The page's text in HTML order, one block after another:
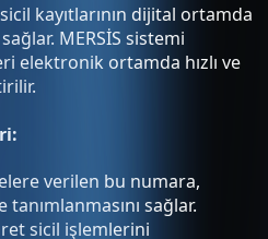
kayıtlarının dijital ortamda
MERSİS sistemi
elektronik ortamda hızlı ve
verilen bu numara,
sağlar.
sicil işlemlerini